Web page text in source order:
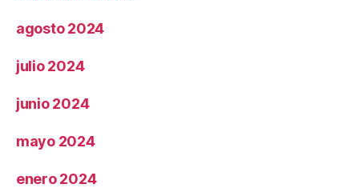
agosto 2024
julio 2024
junio 2024
mayo 2024
enero 2024